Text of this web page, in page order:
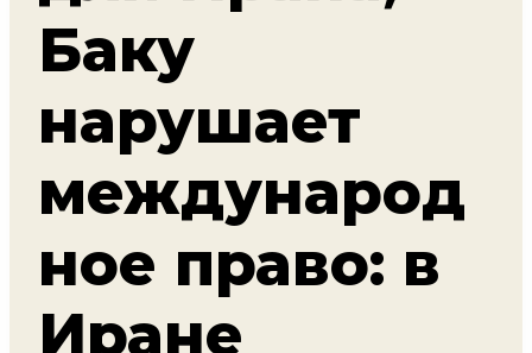
Баку
нарушает
международ
ное право: в
Иране